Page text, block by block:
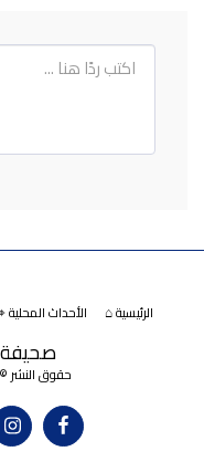
صحيفة
حقوق النشر © 2026 جميع الحقوق
الرئيسية ⌂ الأحداث المحلية